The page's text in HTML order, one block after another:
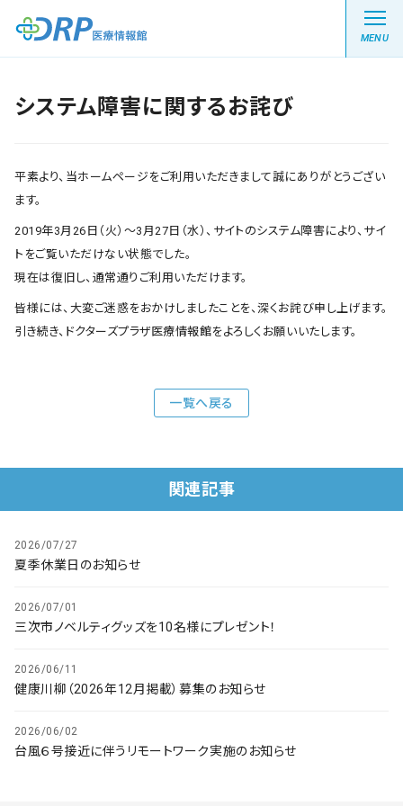
MENU
医療系学生記事
健康川柳
システム障害に関するお詫び
平素より、当ホームページをご利用いただきまして誠にありがとうござい
ます。
2019年3月26日（火）～3月27日（水）、サイトのシステム障害により、サイ
トをご覧いただけない状態でした。
現在は復旧し、通常通りご利用いただけます。
皆様には、大変ご迷惑をおかけしましたことを、深くお詫び申し上げます。
引き続き、ドクターズプラザ医療情報館をよろしくお願いいたします。
一覧へ戻る
関連記事
2026/07/27
夏季休業日のお知らせ
2026/07/01
三次市ノベルティグッズを10名様にプレゼント！
2026/06/11
健康川柳（2026年12月掲載）募集のお知らせ
2026/06/02
台風６号接近に伴うリモートワーク実施のお知らせ